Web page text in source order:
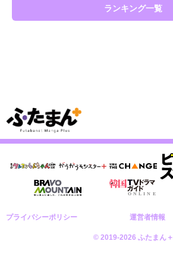
ランキング一覧
プライバシーポリシー 運営者情報
© 2019-2026 ふたまん＋